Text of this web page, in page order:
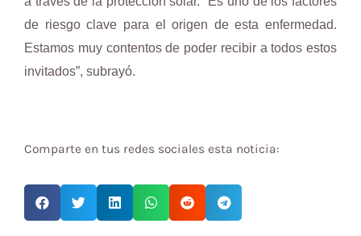
de riesgo clave para el origen de esta enfermedad.
Estamos muy contentos de poder recibir a todos estos
invitados”, subrayó.
Comparte en tus redes sociales esta noticia: